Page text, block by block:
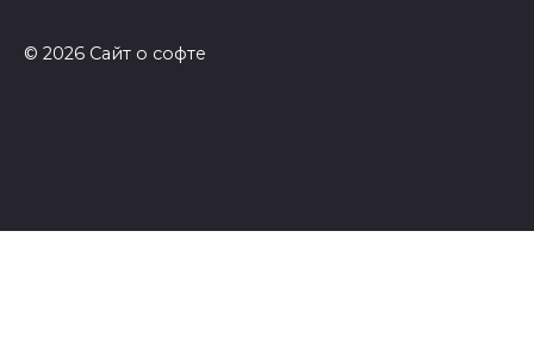
© 2026 Сайт о софте